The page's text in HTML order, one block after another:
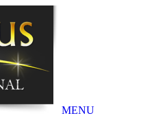
MENU